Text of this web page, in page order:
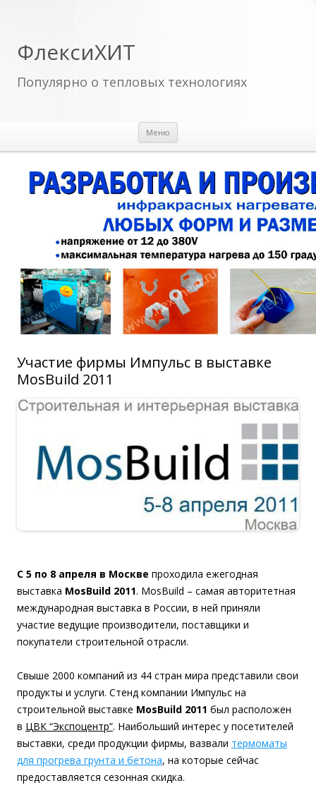
ФлексиХИТ
Популярно о тепловых технологиях
Меню
Участие фирмы Импульс в выставке
MosBuild 2011
C 5 по 8 апреля в Москве проходила ежегодная
выставка MosBuild 2011. МosBuild – самая авторитетная
международная выставка в России, в ней приняли
участие ведущие производители, поставщики и
покупатели строительной отрасли.
Свыше 2000 компаний из 44 стран мира представили свои
продукты и услуги. Стенд компании Импульс на
строительной выставке MosBuild 2011 был расположен
в ЦВК “Экспоцентр”. Наибольший интерес у посетителей
выставки, среди продукции фирмы, вазвали термоматы
для прогрева грунта и бетона, на которые сейчас
предоставляется сезонная скидка.